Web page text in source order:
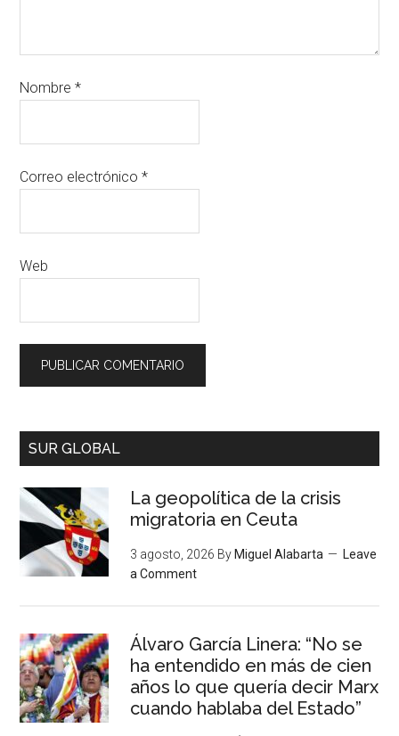
Nombre*
Correo electrónico*
Web
SUR GLOBAL
La geopolítica de la crisis
migratoria en Ceuta
3 agosto, 2026 ByMiguel Alabarta
Leave
a Comment
Álvaro García Linera: “No se
ha entendido en más de cien
años lo que quería decir Marx
cuando hablaba del Estado”